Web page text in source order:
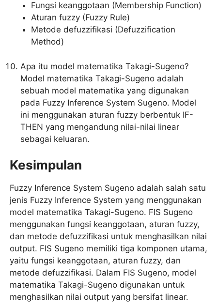
Fungsi keanggotaan (Membership Function)
Aturan fuzzy (Fuzzy Rule)
Metode defuzzifikasi (Defuzzification
Method)
Apa itu model matematika Takagi-Sugeno?
Model matematika Takagi-Sugeno adalah
sebuah model matematika yang digunakan
pada Fuzzy Inference System Sugeno. Model
ini menggunakan aturan fuzzy berbentuk IF-
THEN yang mengandung nilai-nilai linear
sebagai keluaran.
Kesimpulan
Fuzzy Inference System Sugeno adalah salah satu
jenis Fuzzy Inference System yang menggunakan
model matematika Takagi-Sugeno. FIS Sugeno
menggunakan fungsi keanggotaan, aturan fuzzy,
dan metode defuzzifikasi untuk menghasilkan nilai
output. FIS Sugeno memiliki tiga komponen utama,
yaitu fungsi keanggotaan, aturan fuzzy, dan
metode defuzzifikasi. Dalam FIS Sugeno, model
matematika Takagi-Sugeno digunakan untuk
menghasilkan nilai output yang bersifat linear.